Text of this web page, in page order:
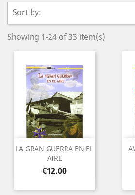
Sort by:
Showing 1-24 of 33 item(s)
LA GRAN GUERRA EN EL
AIRE
Price
€12.00